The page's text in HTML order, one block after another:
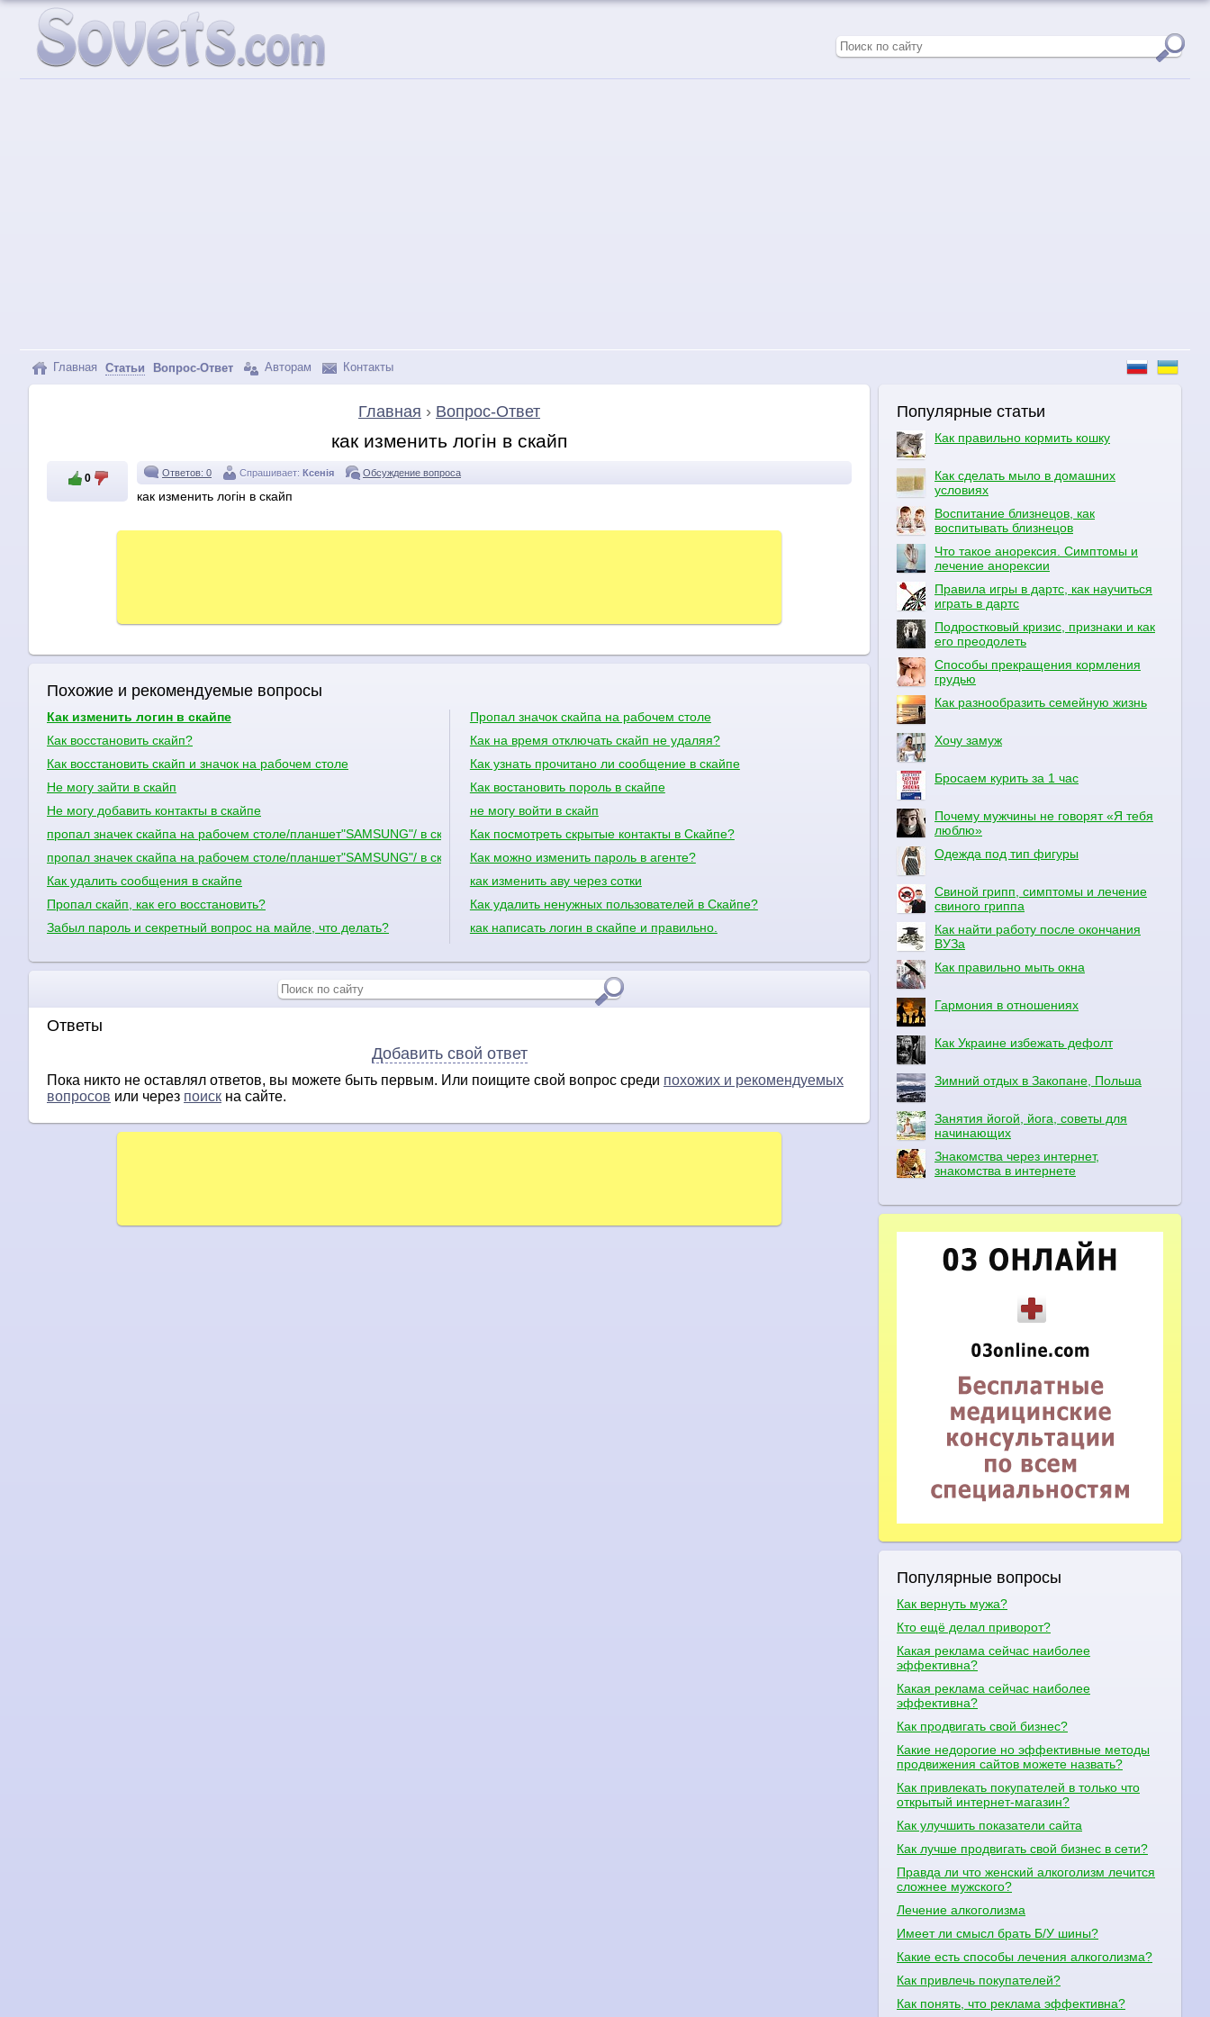
Главная Статьи Вопрос-Ответ Авторам Контакты
Главная › Вопрос-Ответ
как изменить логін в скайп
0 Ответов: 0 Спрашивает: Ксенія Обсуждение вопроса
как изменить логін в скайп
Похожие и рекомендуемые вопросы
Как изменить логин в скайпе
Как восстановить скайп?
Как восстановить скайп и значок на рабочем столе
Не могу зайти в скайп
Не могу добавить контакты в скайпе
пропал значек скайпа на рабочем столе/планшет"SAMSUNG"/ в скайп не войти
пропал значек скайпа на рабочем столе/планшет"SAMSUNG"/ в скайп не войти
Как удалить сообщения в скайпе
Пропал скайп, как его восстановить?
Забыл пароль и секретный вопрос на майле, что делать?
Пропал значок скайпа на рабочем столе
Как на время отключать скайп не удаляя?
Как узнать прочитано ли сообщение в скайпе
Как востановить пороль в скайпе
не могу войти в скайп
Как посмотреть скрытые контакты в Скайпе?
Как можно изменить пароль в агенте?
как изменить аву через сотки
Как удалить ненужных пользователей в Скайпе?
как написать логин в скайпе и правильно.
Ответы
Добавить свой ответ
Пока никто не оставлял ответов, вы можете быть первым. Или поищите свой вопрос среди похожих и рекомендуемых
вопросов или через поиск на сайте.
Популярные статьи
Как правильно кормить кошку
Как сделать мыло в домашних
условиях
Воспитание близнецов, как
воспитывать близнецов
Что такое анорексия. Симптомы и
лечение анорексии
Правила игры в дартс, как научиться
играть в дартс
Подростковый кризис, признаки и как
его преодолеть
Способы прекращения кормления
грудью
Как разнообразить семейную жизнь
Хочу замуж
Бросаем курить за 1 час
Почему мужчины не говорят «Я тебя
люблю»
Одежда под тип фигуры
Свиной грипп, симптомы и лечение
свиного гриппа
Как найти работу после окончания
ВУЗа
Как правильно мыть окна
Гармония в отношениях
Как Украине избежать дефолт
Зимний отдых в Закопане, Польша
Занятия йогой, йога, советы для
начинающих
Знакомства через интернет,
знакомства в интернете
Популярные вопросы
Как вернуть мужа?
Кто ещё делал приворот?
Какая реклама сейчас наиболее
эффективна?
Какая реклама сейчас наиболее
эффективна?
Как продвигать свой бизнес?
Какие недорогие но эффективные методы
продвижения сайтов можете назвать?
Как привлекать покупателей в только что
открытый интернет-магазин?
Как улучшить показатели сайта
Как лучше продвигать свой бизнес в сети?
Правда ли что женский алкоголизм лечится
сложнее мужского?
Лечение алкоголизма
Имеет ли смысл брать Б/У шины?
Какие есть способы лечения алкоголизма?
Как привлечь покупателей?
Как понять, что реклама эффективна?